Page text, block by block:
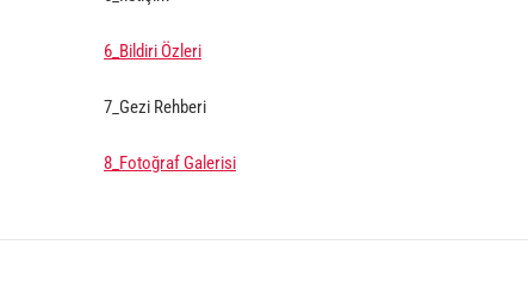
6_Bildiri Özleri
7_Gezi Rehberi
8_Fotoğraf Galerisi